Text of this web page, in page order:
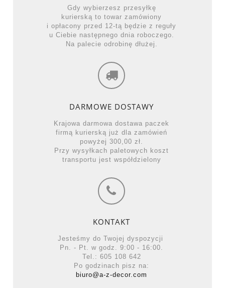
Gdy wybierzesz przesyłkę
kurierską to towar zamówiony
i opłacony przed 12-tą będzie z reguły
u Ciebie następnego dnia roboczego.
Na palecie odrobinę dłużej.
DARMOWE DOSTAWY
Krajowa darmowa dostawa paczek
firmą kurierską już dla zamówień
powyżej 300,00 zł.
Przy wysyłkach paletowych koszt
transportu jest współdzielony
KONTAKT
Jesteśmy do Twojej dyspozycji
Pn. - Pt. w godz. 9:00 - 16:00.
Tel.: 605 108 642
Po godzinach pisz na:
biuro@a-z-decor.com